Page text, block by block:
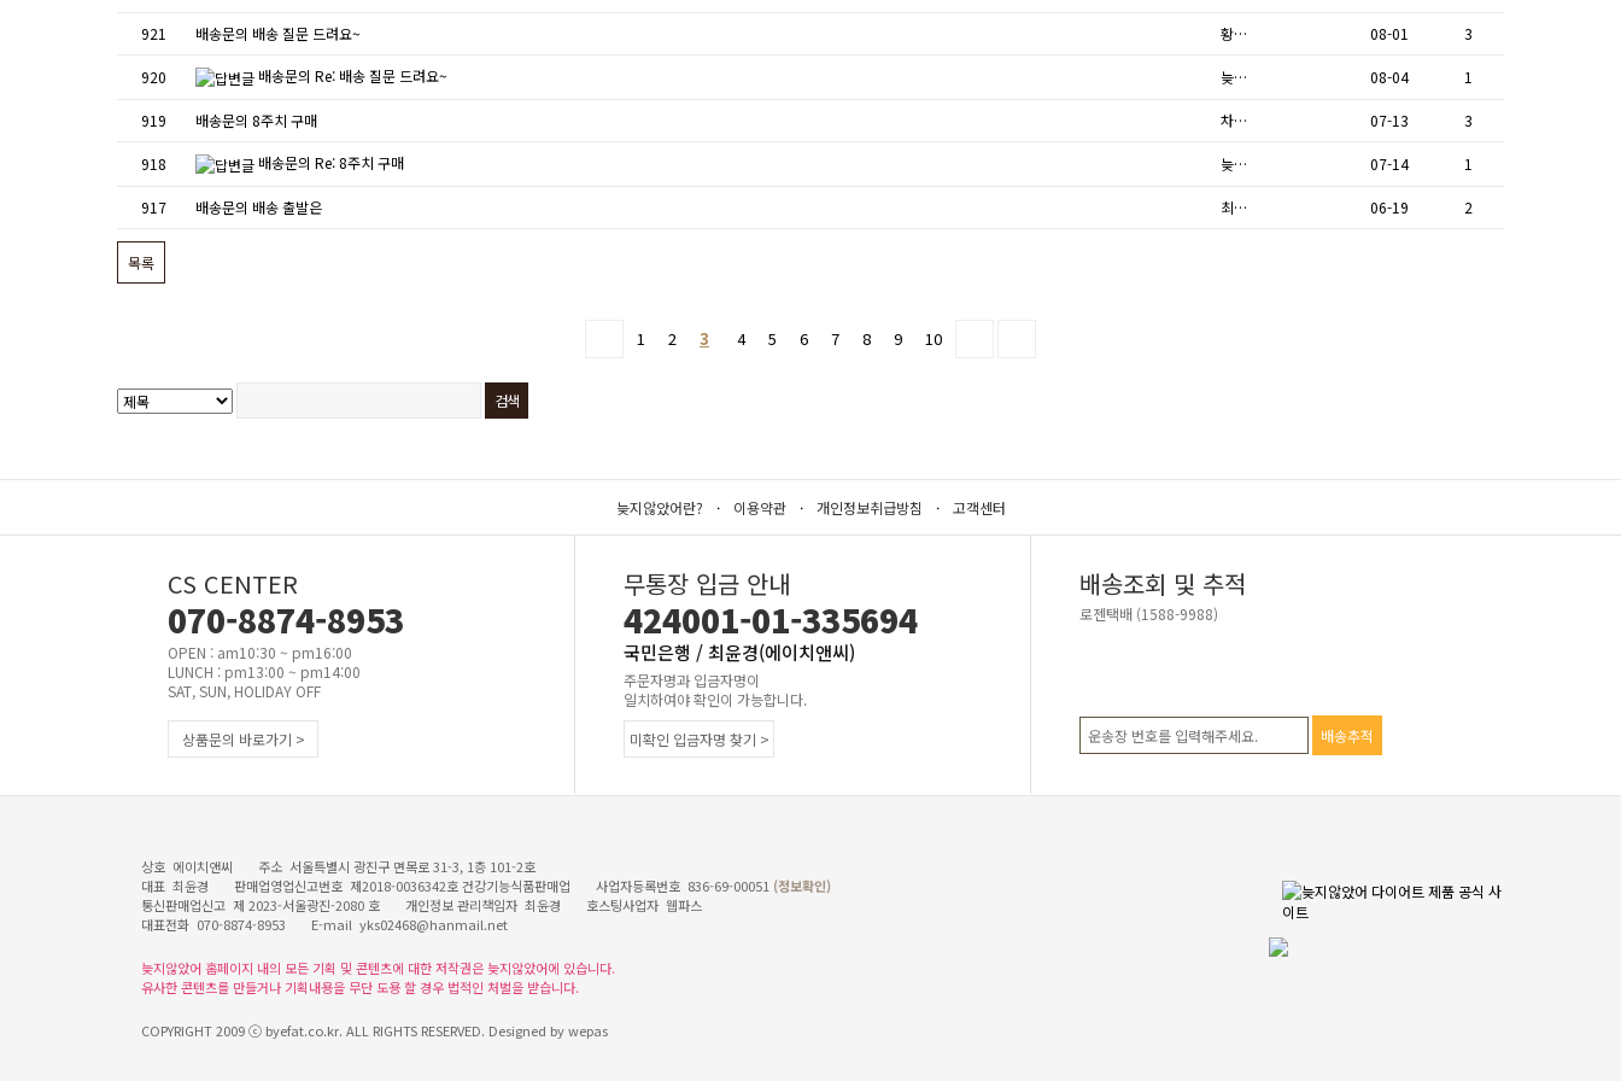
921 배송문의 배송 질문 드려요~ 황… 08-01 3
920 배송문의 Re: 배송 질문 드려요~ 늦… 08-04 1
919 배송문의 8주치 구매 차… 07-13 3
918 배송문의 Re: 8주치 구매 늦… 07-14 1
917 배송문의 배송 출발은 최… 06-19 2
목록
1 2 3 4 5 6 7 8 9 10
늦지않았어란? · 이용약관 · 개인정보취급방침 · 고객센터
CS CENTER
070-8874-8953
OPEN : am10:30 ~ pm16:00
LUNCH : pm13:00 ~ pm14:00
SAT, SUN, HOLIDAY OFF
상품문의 바로가기 >
무통장 입금 안내
424001-01-335694
국민은행 / 최윤경(에이치앤씨)
주문자명과 입금자명이
일치하여야 확인이 가능합니다.
미확인 입금자명 찾기 >
배송조회 및 추적
로젠택배 (1588-9988)
배송추적
상호 에이치앤씨 주소 서울특별시 광진구 면목로 31-3, 1층 101-2호
대표 최윤경 판매업영업신고번호 제2018-0036342호 건강기능식품판매업 사업자등록번호 836-69-00051 (정보확인)
통신판매업신고 제 2023-서울광진-2080 호 개인정보 관리책임자 최윤경 호스팅사업자 웹파스
대표전화 070-8874-8953 E-mail yks02468@hanmail.net
늦지않았어 홈페이지 내의 모든 기획 및 콘텐츠에 대한 저작권은 늦지않았어에 있습니다.
유사한 콘텐츠를 만들거나 기획내용을 무단 도용 할 경우 법적인 처벌을 받습니다.
COPYRIGHT 2009 ⓒ byefat.co.kr. ALL RIGHTS RESERVED. Designed by wepas